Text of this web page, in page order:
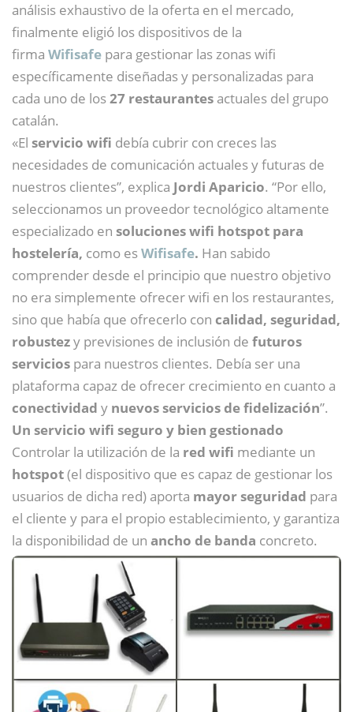
análisis exhaustivo de la oferta en el mercado,
finalmente eligió los dispositivos de la
firma Wifisafe para gestionar las zonas wifi
específicamente diseñadas y personalizadas para
cada uno de los27 restaurantes actuales del grupo
catalán.
«El servicio wifi debía cubrir con creces las
necesidades de comunicación actuales y futuras de
nuestros clientes”, explica Jordi Aparicio. “Por ello,
seleccionamos un proveedor tecnológico altamente
especializado en soluciones wifi hotspot para
hostelería, como esWifisafe. Han sabido
comprender desde el principio que nuestro objetivo
no era simplemente ofrecer wifi en los restaurantes,
sino que había que ofrecerlo con calidad, seguridad,
robustezy previsiones de inclusión de futuros
servicios para nuestros clientes. Debía ser una
plataforma capaz de ofrecer crecimiento en cuanto a
conectividad y nuevos servicios de fidelización”.
Un servicio wifi seguro y bien gestionado
Controlar la utilización de la red wifi mediante un
hotspot(el dispositivo que es capaz de gestionar los
usuarios de dicha red) aporta mayor seguridad para
el cliente y para el propio establecimiento, y garantiza
la disponibilidad de un ancho de banda concreto.